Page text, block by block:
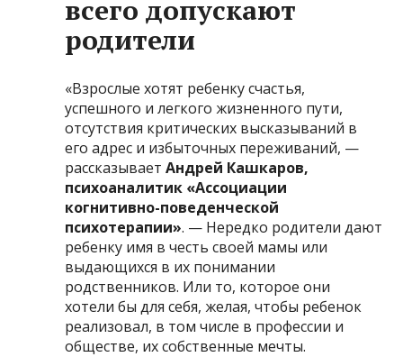
всего допускают
родители
«Взрослые хотят ребенку счастья,
успешного и легкого жизненного пути,
отсутствия критических высказываний в
его адрес и избыточных переживаний, —
рассказываетАндрей Кашкаров,
психоаналитик «Ассоциации
когнитивно-поведенческой
психотерапии». — Нередко родители дают
ребенку имя в честь своей мамы или
выдающихся в их понимании
родственников. Или то, которое они
хотели бы для себя, желая, чтобы ребенок
реализовал, в том числе в профессии и
обществе, их собственные мечты.